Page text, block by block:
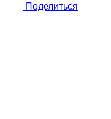
Поделиться